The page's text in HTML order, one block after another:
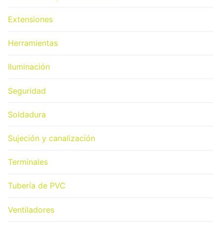
Extensiones
Herramientas
Iluminación
Seguridad
Soldadura
Sujeción y canalización
Terminales
Tubería de PVC
Ventiladores